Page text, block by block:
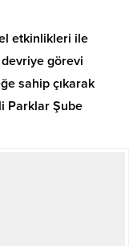
etkinlikleri ile
devriye görevi
sahip çıkarak
Parklar Şube